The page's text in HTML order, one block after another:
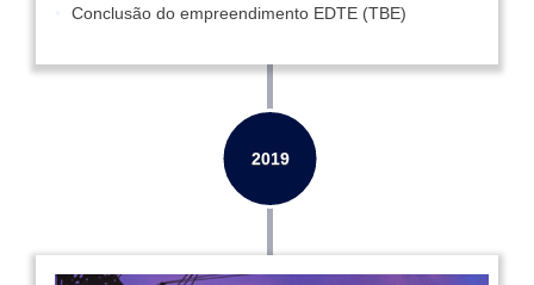
Conclusão do empreendimento EDTE (TBE)